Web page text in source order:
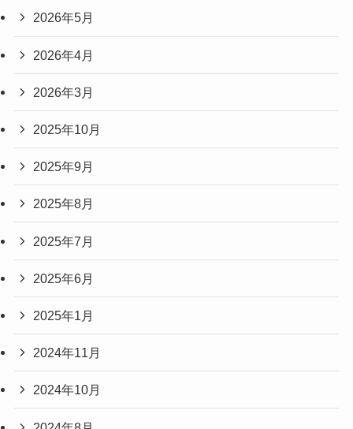
2026年5月
2026年4月
2026年3月
2025年10月
2025年9月
2025年8月
2025年7月
2025年6月
2025年1月
2024年11月
2024年10月